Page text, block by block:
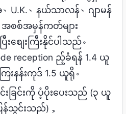
、နယ်သာလန်、ဂျာမန်
စစ်အမှန်ကတ်များ
းစျေးကြီးနိုင်ပါသည်。
reception ည့်ခံရန် 1.4 ယူ
းနန်းကုဒ် 1.5 ယူရို。
းခြင်းကို ပံ့ပိုးပေးသည် (၃ ယူ
န်သွင်းသည်)，